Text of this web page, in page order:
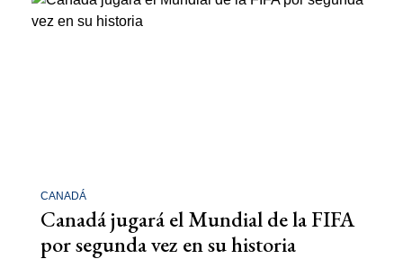
CANADÁ
Canadá jugará el Mundial de la FIFA
por segunda vez en su historia